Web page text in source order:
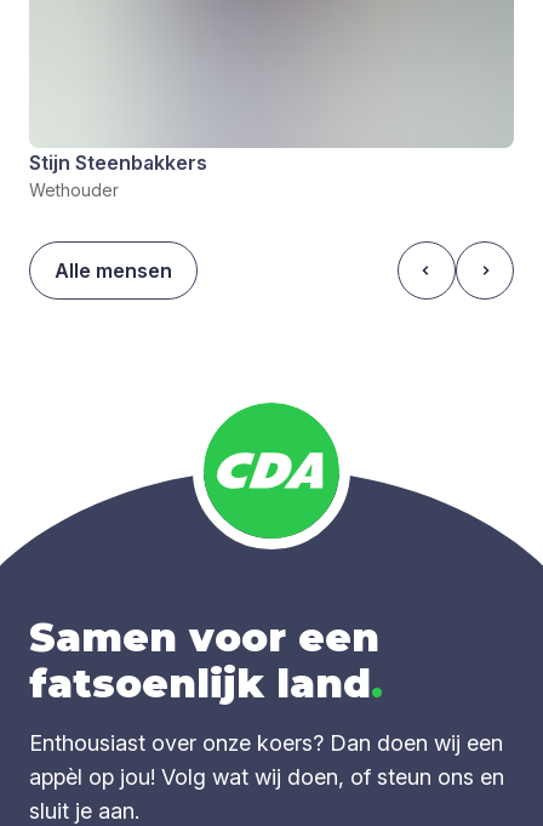
Stijn Steenbakkers
Wethouder
Alle mensen
Samen voor een
fatsoenlijk land.
Enthousiast over onze koers? Dan doen wij een
appèl op jou! Volg wat wij doen, of steun ons en
sluit je aan.